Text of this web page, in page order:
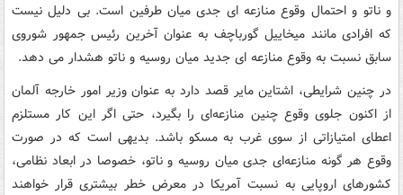
و ناتو و احتمال وقوع منازعه ای جدی میان طرفین است. بی دلیل نیست
که افرادی مانند میخاییل گورباچف به عنوان آخرین رئیس جمهور شوروی
سابق نسبت به وقوع منازعه ای جدید میان روسیه و ناتو هشدار می دهد.
در چنین شرایطی، اشتاین مایر قصد دارد به عنوان وزیر امور خارجه آلمان
از اکنون جلوی وقوع چنین منازعه‌ای را بگیرد، حتی اگر این کار مستلزم
اعطای امتیازاتی از سوی غرب به مسکو باشد. بدیهی است که در صورت
وقوع هر گونه منازعه‌ای جدی میان روسیه و ناتو، خصوصا در ابعاد نظامی،
کشورهای اروپایی به نسبت آمریکا در معرض خطر بیشتری قرار خواهند